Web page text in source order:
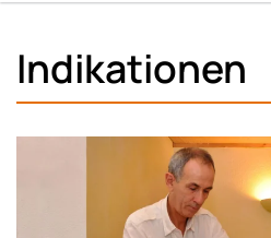
Indikationen